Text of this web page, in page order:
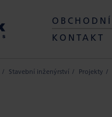
KONTAKT
Stavební inženýrství Projekty